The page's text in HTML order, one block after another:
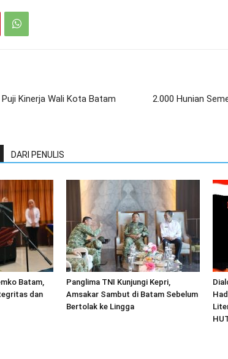
Kinerja Wali Kota Batam
2.000 Hunian
DARI PENULIS
Batam,
dan
Panglima TNI Kunjungi Kepri,
Amsakar Sambut di Batam Sebelum
Bertolak ke Lingga